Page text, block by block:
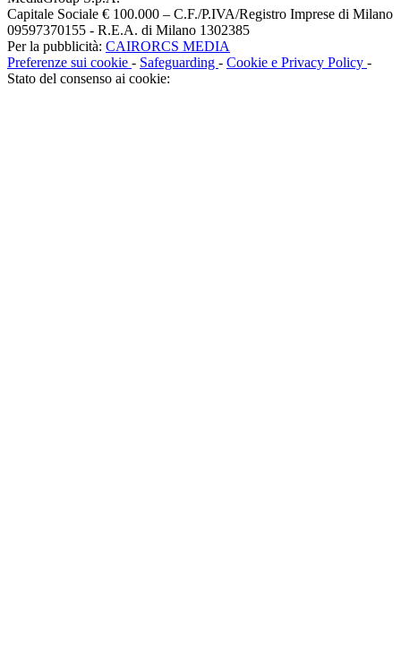
Capitale Sociale € 100.000 – C.F./P.IVA/Registro Imprese di Milano
09597370155 - R.E.A. di Milano 1302385
Per la pubblicità: CAIRORCS MEDIA
Preferenze sui cookie - Safeguarding - Cookie e Privacy Policy -
Stato del consenso ai cookie: